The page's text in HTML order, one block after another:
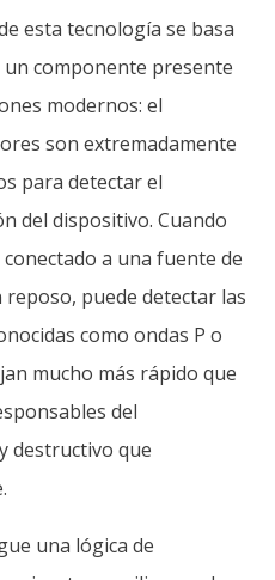
esta tecnología se basa
componente presente
modernos: el
son extremadamente
para detectar el
del dispositivo. Cuando
a una fuente de
puede detectar las
como ondas P o
mucho más rápido que
del
destructivo que
una lógica de